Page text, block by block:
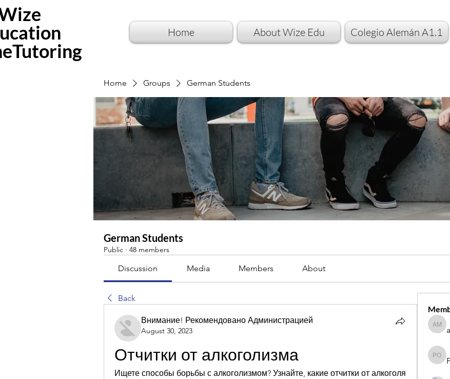
Home About Wize Edu Colegio Alemán A1.1
Home Groups German Students
German Students
Public · 48 members
Discussion Media Members About
Back
Внимание! Рекомендовано Администрацией
August 30, 2023
Отчитки от алкоголизма
Ищете способы борьбы с алкоголизмом? Узнайте, какие отчитки от алкоголя